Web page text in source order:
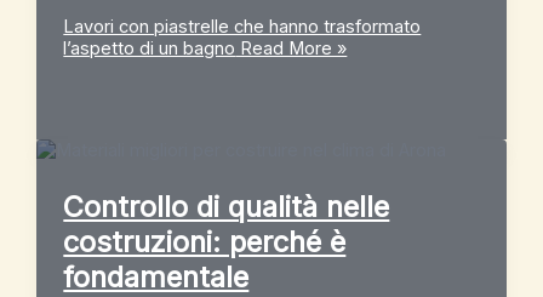
Lavori con piastrelle che hanno trasformato
l’aspetto di un bagno Read More »
Controllo di qualità nelle
costruzioni: perché è
fondamentale